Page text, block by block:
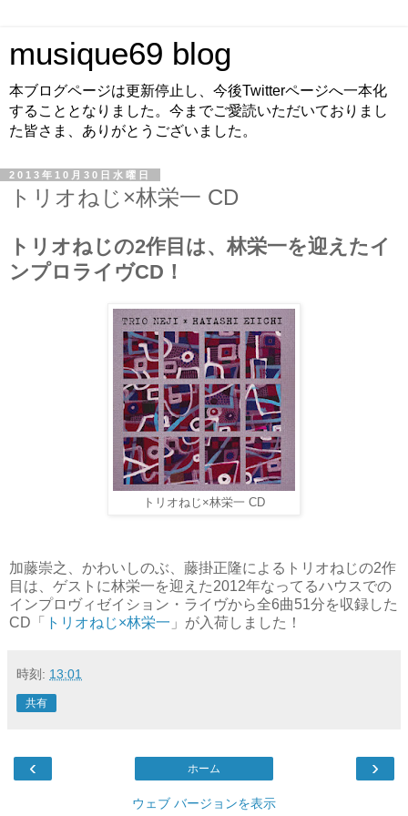
musique69 blog
本ブログページは更新停止し、今後Twitterページへ一本化
することとなりました。今までご愛読いただいておりまし
た皆さま、ありがとうございました。
2013年10月30日水曜日
トリオねじ×林栄一 CD
トリオねじの2作目は、林栄一を迎えたイ
ンプロライヴCD！
トリオねじ×林栄一 CD
加藤崇之、かわいしのぶ、藤掛正隆によるトリオねじの2作
目は、ゲストに林栄一を迎えた2012年なってるハウスでの
インプロヴィゼイション・ライヴから全6曲51分を収録した
CD「
トリオねじ×林栄一 」が入荷しました！
時刻: 13:01
共有
‹ ›
ホーム
ウェブ バージョンを表示